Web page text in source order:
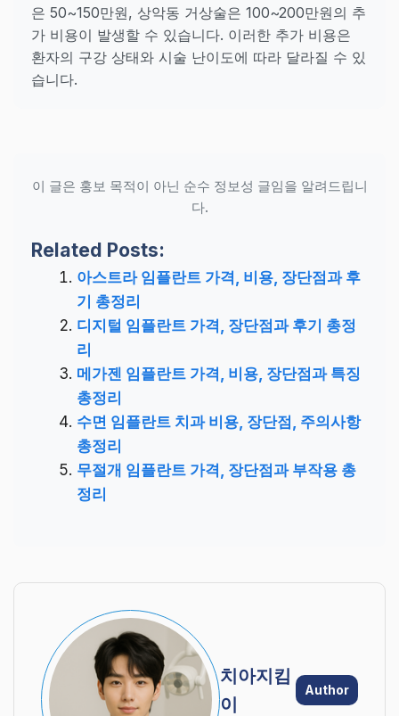
은 50~150만원, 상악동 거상술은 100~200만원의 추
가 비용이 발생할 수 있습니다. 이러한 추가 비용은
환자의 구강 상태와 시술 난이도에 따라 달라질 수 있
습니다.
이 글은 홍보 목적이 아닌 순수 정보성 글임을 알려드립니
다.
Related Posts:
아스트라 임플란트 가격, 비용, 장단점과 후
기 총정리
디지털 임플란트 가격, 장단점과 후기 총정
리
메가젠 임플란트 가격, 비용, 장단점과 특징
총정리
수면 임플란트 치과 비용, 장단점, 주의사항
총정리
무절개 임플란트 가격, 장단점과 부작용 총
정리
치아지킴
이
Author